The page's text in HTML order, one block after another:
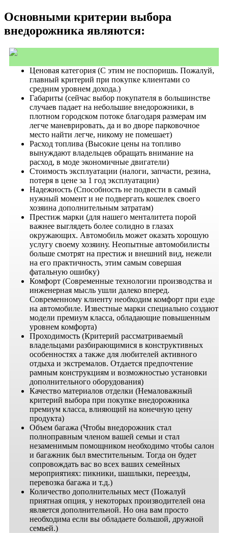
Основными критерии выбора
внедорожника являются:
Ценовая категория (С этим не поспоришь. Пожалуй,
главный критерий при покупке клиентами со
средним уровнем дохода.)
Габариты (сейчас выбор покупателя в большинстве
случаев падает на небольшие внедорожники, в
плотном городском потоке благодаря размерам им
легче маневрировать, да и во дворе парковочное
место найти легче, никому не помешает)
Расход топлива (Высокие цены на топливо
вынуждают владельцев обращать внимание на
расход, в моде экономичные двигатели)
Стоимость эксплуатации (налоги, запчасти, резина,
потеря в цене за 1 год эксплуатации)
Надежность (Способность не подвести в самый
нужный момент и не подвергать кошелек своего
хозяина дополнительным затратам)
Престиж марки (для нашего менталитета порой
важнее выглядеть более солидно в глазах
окружающих. Автомобиль может оказать хорошую
услугу своему хозяину. Неопытные автомобилисты
больше смотрят на престиж и внешний вид, нежели
на его практичность, этим самым совершая
фатальную ошибку)
Комфорт (Современные технологии производства и
инженерная мысль ушли далеко вперед.
Современному клиенту необходим комфорт при езде
на автомобиле. Известные марки специально создают
модели премиум класса, обладающие повышенным
уровнем комфорта)
Проходимость (Критерий рассматриваемый
владельцами разбирающимися в конструктивных
особенностях а также для любителей активного
отдыха и экстремалов. Отдается предпочтение
рамным конструкциям и возможностью установки
дополнительного оборудования)
Качество материалов отделки (Немаловажный
критерий выбора при покупке внедорожника
премиум класса, влияющий на конечную цену
продукта)
Объем багажа (Чтобы внедорожник стал
полноправным членом вашей семьи и стал
незаменимым помощником необходимо чтобы салон
и багажник был вместительным. Тогда он будет
сопровождать вас во всех ваших семейных
мероприятиях: пикники, шашлыки, переезды,
перевозка багажа и т.д.)
Количество дополнительных мест (Пожалуй
приятная опция, у некоторых производителей она
является дополнительной. Но она вам просто
необходима если вы обладаете большой, дружной
семьей.)